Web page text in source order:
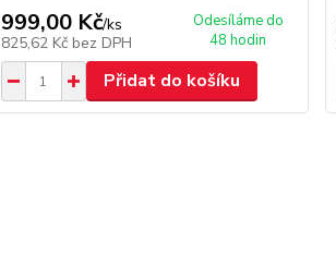
999,00 Kč/ks
825,62 Kč bez DPH
Odesíláme do
48 hodin
Přidat do košíku